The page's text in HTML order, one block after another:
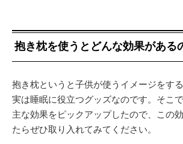
抱き枕を使うとどんな効果がある
抱き枕というと子供が使うイメージをする
実は睡眠に役立つグッズなのです。そこ
主な効果をピックアップしたので、この
たらぜひ取り入れてみてください。